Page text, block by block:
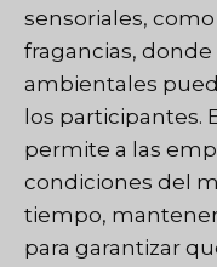
sensoriales,
fragancias,
ambientales
los participantes.
permite a las
condiciones del
tiempo,
para garantizar